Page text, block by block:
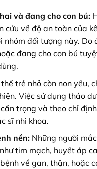
và đang cho con bú:
cứu về độ an toàn của
nhóm đối tượng này. Do
đang cho con bú
trẻ nhỏ còn non yếu,
Việc sử dụng thảo
trọng và theo chỉ
sĩ nhi khoa.
nền:Những người
tim mạch, huyết áp
về gan, thận, hoặc